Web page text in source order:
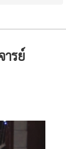
รย์